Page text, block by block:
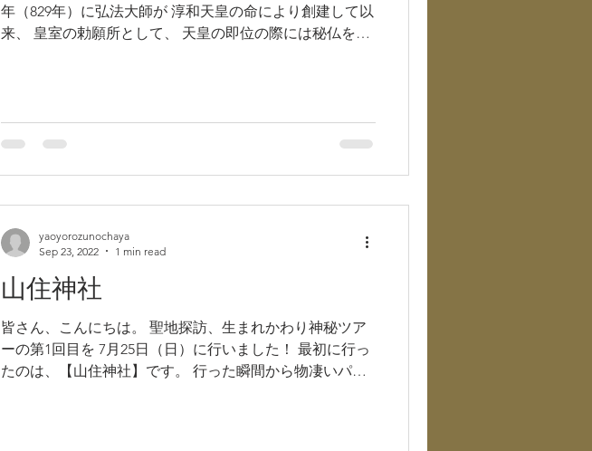
年（829年）に弘法大師が 淳和天皇の命により創建して以
来、 皇室の勅願所として、 天皇の即位の際には秘仏を公
山住神社
皆さん、こんにちは。 聖地探訪、生まれかわり神秘ツア
ーの第1回目を 7月25日（日）に行いました！ 最初に行っ
たのは、【山住神社】です。 行った瞬間から物凄いパワ
yaoyorozunochaya
Sep 23, 2022
1 min read